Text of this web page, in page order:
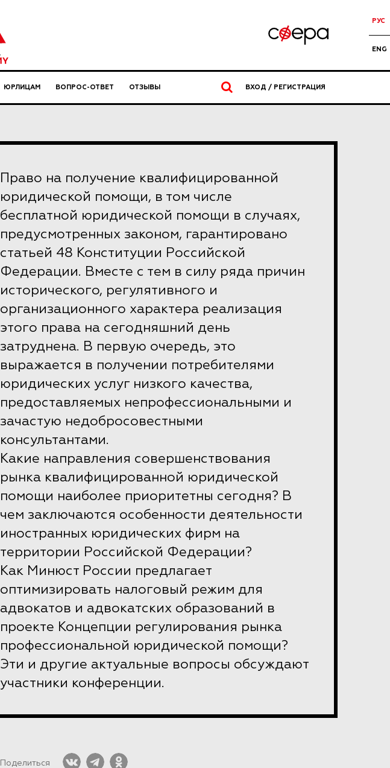
РУС
ENG
ЮРЛИЦАМ ВОПРОС-ОТВЕТ ОТЗЫВЫ ВХОД / РЕГИСТРАЦИЯ
Право на получение квалифицированной
юридической помощи, в том числе
бесплатной юридической помощи в случаях,
предусмотренных законом, гарантировано
статьей 48 Конституции Российской
Федерации. Вместе с тем в силу ряда причин
исторического, регулятивного и
организационного характера реализация
этого права на сегодняшний день
затруднена. В первую очередь, это
выражается в получении потребителями
юридических услуг низкого качества,
предоставляемых непрофессиональными и
зачастую недобросовестными
консультантами.
Какие направления совершенствования
рынка квалифицированной юридической
помощи наиболее приоритетны сегодня? В
чем заключаются особенности деятельности
иностранных юридических фирм на
территории Российской Федерации?
Как Минюст России предлагает
оптимизировать налоговый режим для
адвокатов и адвокатских образований в
проекте Концепции регулирования рынка
профессиональной юридической помощи?
Эти и другие актуальные вопросы обсуждают
участники конференции.
Поделиться